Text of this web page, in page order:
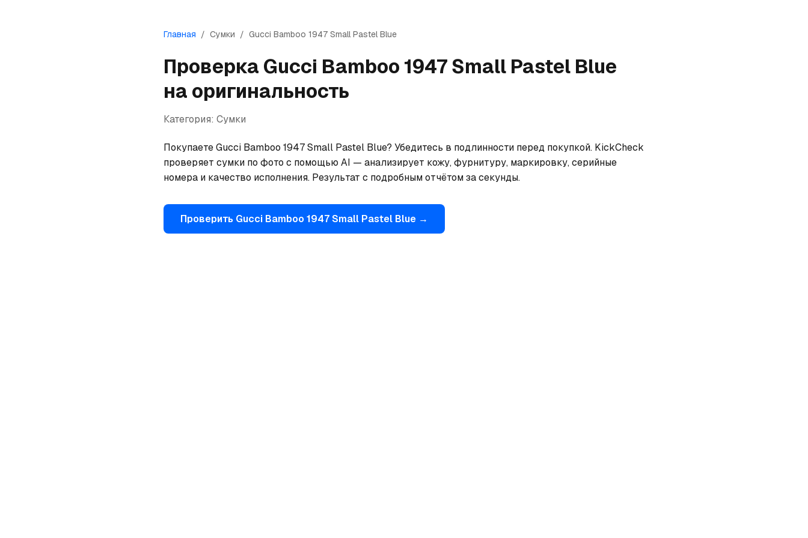
Главная / Сумки / Gucci Bamboo 1947 Small Pastel Blue
Проверка Gucci Bamboo 1947 Small Pastel Blue
на оригинальность
Категория: Сумки
Покупаете Gucci Bamboo 1947 Small Pastel Blue? Убедитесь в подлинности перед покупкой. KickCheck
проверяет сумки по фото с помощью AI — анализирует кожу, фурнитуру, маркировку, серийные
номера и качество исполнения. Результат с подробным отчётом за секунды.
Проверить Gucci Bamboo 1947 Small Pastel Blue →